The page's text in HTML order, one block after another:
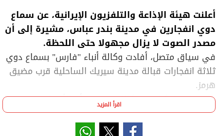
أعلنت هيئة الإذاعة والتلفزيون الإيرانية، عن سماع
دوي انفجارين في مدينة بندر عباس، مشيرة إلى أن
مصدر الصوت لا يزال مجهولا حتى اللحظة.
في سياق متصل، أفادت وكالة أنباء "فارس" بسماع دوي
ثلاثة انفجارات قبالة مدينة سيريك الساحلية قرب مضيق
هرمز.
ومن جانبها، كشفت وكالة "تسنيم" أن الأصوات
المسموعة بالقرب من ميناء سيريك قد تكون مرتبطة
بإجراءات اتخذتها القوات المسلحة لمنع ما مخالفات العبور
اقرأ المزيد